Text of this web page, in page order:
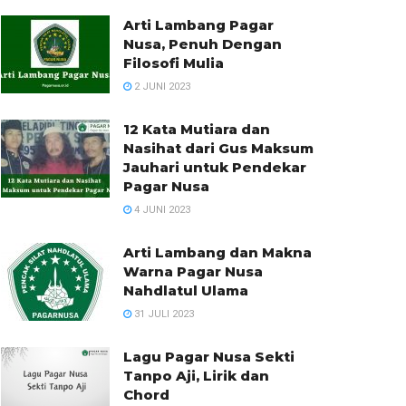
Arti Lambang Pagar
Nusa, Penuh Dengan
Filosofi Mulia
2 JUNI 2023
12 Kata Mutiara dan
Nasihat dari Gus Maksum
Jauhari untuk Pendekar
Pagar Nusa
4 JUNI 2023
Arti Lambang dan Makna
Warna Pagar Nusa
Nahdlatul Ulama
31 JULI 2023
Lagu Pagar Nusa Sekti
Tanpo Aji, Lirik dan
Chord